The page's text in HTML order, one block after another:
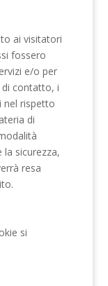
ai visitatori
fossero
e/o per
di contatto, i
nel rispetto
di
la sicurezza,
resa
si